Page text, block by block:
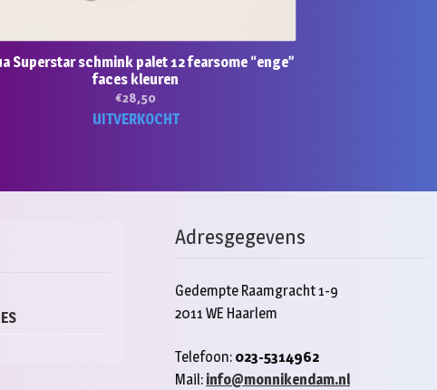
Superstar schmink palet 12 fearsome “enge”
faces kleuren
€28,50
UITVERKOCHT
Adresgegevens
Gedempte Raamgracht 1-9
2011 WE Haarlem
Telefoon: 023-5314962
Mail: info@monnikendam.nl